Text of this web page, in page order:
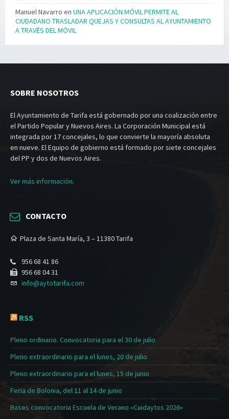
Manuel Navarro en UNA APLICACIÓN MÓVIL PERMITE AL
CIUDADANO TRASLADAR QUEJAS Y CONSULTAS AL AYUNTAMIENTO
A TRAVÉS DEL MÓVIL
SOBRE NOSOTROS
El Ayuntamiento de Tarifa está gobernado por una coalización entre
el Partido Popular y Nuevos Aires. La Corporación Municipal está
integrada por 17 concejales, lo que convierte la mayoría absoluta
en nueve. El Equipo de gobierno está formado por siete concejales
del PP y dos de Nuevos Aires.
Ver más información.
CONTACTO
Plaza de Santa María, 3 – 11380 Tarifa
956 68 41 86
956 68 04 31
info@aytotarifa.com
RSS
Pleno ordinario. Convocatoria para el 30 de julio
Pleno extraordinario para el lunes, 20 de julio
Pleno extraordinario para el lunes, 15 de junio
Feria de Bolonia, del 11 al 14 de junio
Bases convocatoria Escuela de Verano «Cuidaytos 2026»